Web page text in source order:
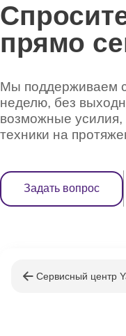
прямо
Мы поддерживаем
неделю, без
возможные
техники на
Задать вопрос
Сервисный центр